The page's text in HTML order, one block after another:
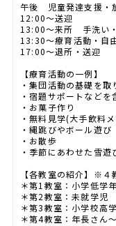
午後 児童発達支援・
12:00～送迎
13:00～来所 手洗い
13:30～療育活動・自
17:00～退所・送迎
【療育活動の一例】
・集団活動の基礎を
・宿題サポートなど
・お菓子作り
・無料見学(大手飲料
・縄跳びやボール遊び
・お散歩
・季節にあわせた雪遊
【各教室の紹介】※４
＊第1教室：小学低学
＊第2教室：未就学児
＊第3教室：小学校高
＊第4教室：年長さん